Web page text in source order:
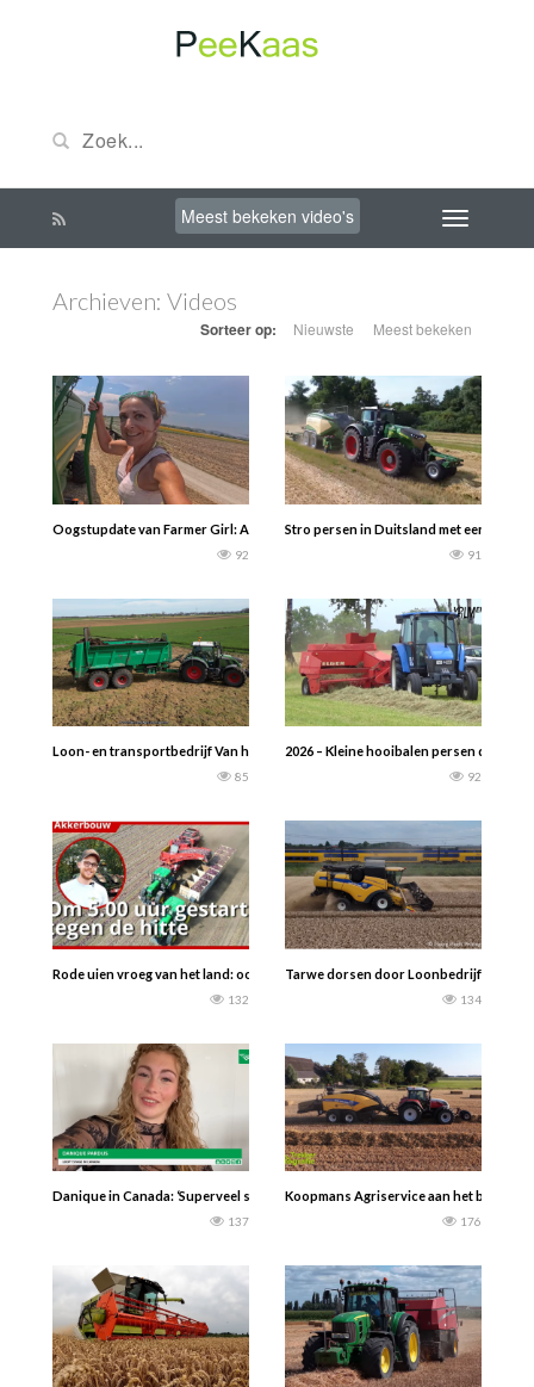
Meest bekeken video's
Archieven: Videos
Sorteer op: Nieuwste Meest bekeken
Oogstupdate van Farmer Girl: Angela + John Deere T560 maaidorser. In deze
92
Stro persen in Duitsland met een Fendt
91
Loon- en transportbedrijf Van het Goor uit Elburg.aan het mest uitrijden met
85
2026 – Kleine hooibalen persen door
92
Rode uien vroeg van het land: oogst verloopt ondanks droogte vlot \In
132
Tarwe dorsen door Loonbedrijf Damen
134
Danique in Canada: ‘Superveel schik gehad tijdens stage’ In deze laatste
137
Koopmans Agriservice aan het balen
176